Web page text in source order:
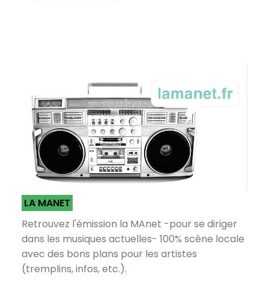
LA MANET
Retrouvez l'émission la MAnet -pour se diriger
dans les musiques actuelles- 100% scène locale
avec des bons plans pour les artistes
(tremplins, infos, etc.).